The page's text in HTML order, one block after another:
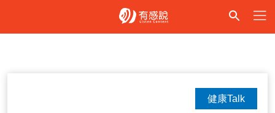
健康Talk